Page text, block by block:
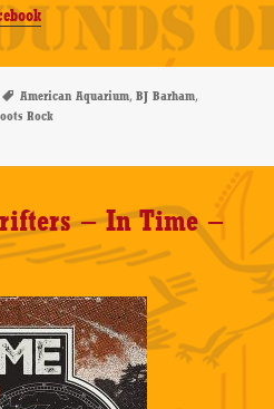
Schlagwörter
American Aquarium,BJ Barham,
Rock
Aquarium – Live At Red Rocks –
– In Time –